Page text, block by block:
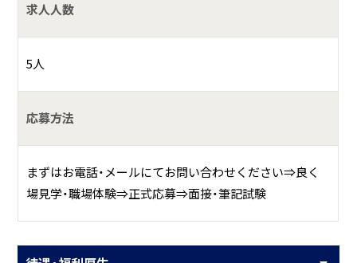
求人人数
5人
応募方法
まずはお電話・メールにてお問い合わせください⇒良く
場見学・職場体験⇒正式応募⇒面接・筆記試験